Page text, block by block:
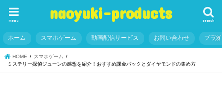
naoyuki-products search
menu
ホーム スマホゲーム 動画配信サービス お問い合わせ プラ
HOME
スマホゲーム
ミステリー探偵ジューンの感想を紹介！おすすめ課金パックとダイヤモンドの集め方